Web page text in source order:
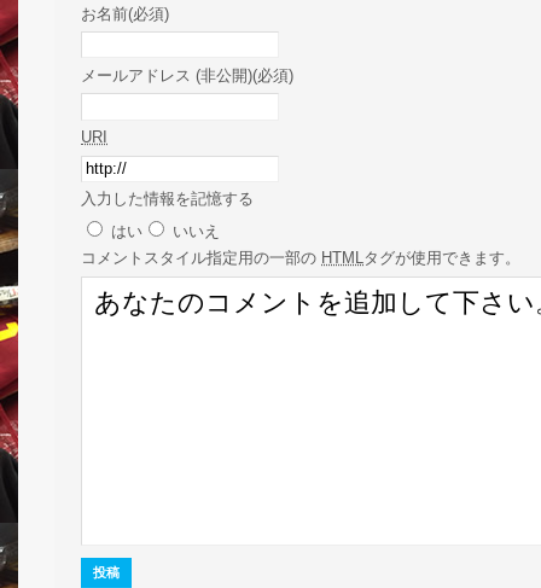
お名前(必須)
メールアドレス (非公開)(必須)
URI
入力した情報を記憶する
はい
いいえ
コメント スタイル指定用の一部の HTMLタグが使用できます。